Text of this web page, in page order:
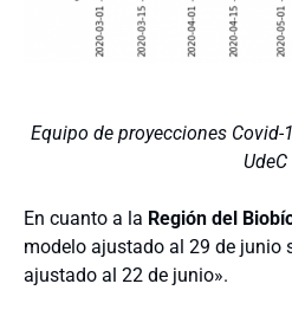
Equipo de proyecciones
UdeC
En cuanto a la Región del
modelo ajustado al 29 de junio
ajustado al 22 de junio».